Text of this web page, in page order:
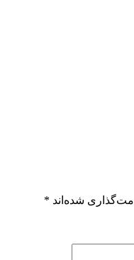
شده‌اند *